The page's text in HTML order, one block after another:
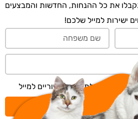
את כל ההנחות, החדשות והמבצעים
ישירות למייל שלכם!
מאשר/ת קבלת תכנים דיוריים למייל
שליחה